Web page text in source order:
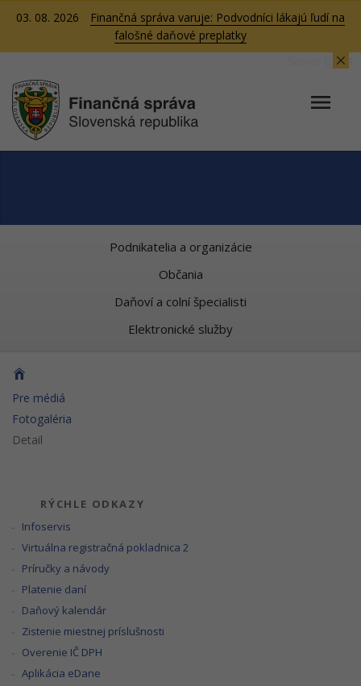
03. 08. 2026
Finančná správa varuje: Podvodníci lákajú ľudí na
falošné daňové preplatky
Server BB04
Podnikatelia a organizácie
Občania
Daňoví a colní špecialisti
Elektronické služby
Pre médiá
Fotogaléria
Detail
RÝCHLE ODKAZY
Infoservis
Virtuálna registračná pokladnica 2
Príručky a návody
Platenie daní
Daňový kalendár
Zistenie miestnej príslušnosti
Overenie IČ DPH
Aplikácia eDane